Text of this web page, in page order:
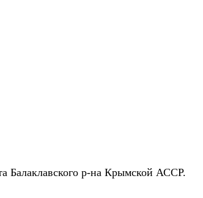
Балаклавского р-на Крымской АССР.